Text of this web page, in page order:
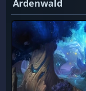
Ardenwald